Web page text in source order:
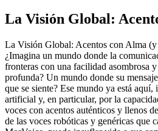
La Visión Global:
La Visión Global: Acentos con Alma
¿Imagina un mundo donde la
fronteras con una facilidad asombrosa
profunda? Un mundo donde su
que se siente? Ese mundo ya está
artificial y, en particular, por la
voces con acentos auténticos y llenos
de las voces robóticas y genéricas que